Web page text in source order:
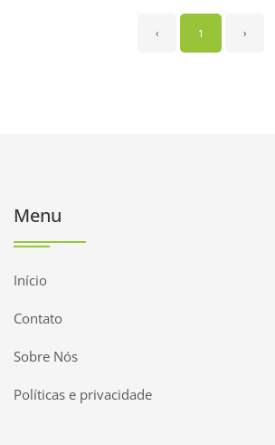
‹ 1 ›
Menu
Início
Contato
Sobre Nós
Políticas e privacidade